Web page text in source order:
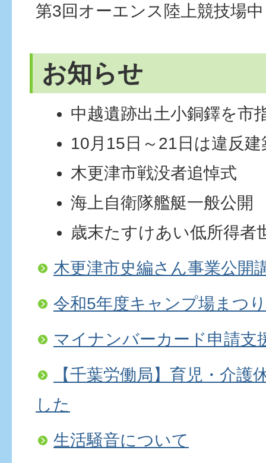
第3回オーエンス陸上競技場
お知らせ
中越遺跡出土小銅鐸を市
10月15日～21日は違反
木更津市戦没者追悼式
海上自衛隊艦艇一般公開
歳末たすけあい低所得者
木更津市史編さん事業公開
令和5年度キャンプ場まつり
マイナンバーカード申請支
【千葉労働局】育児・介護
した
生活騒音について